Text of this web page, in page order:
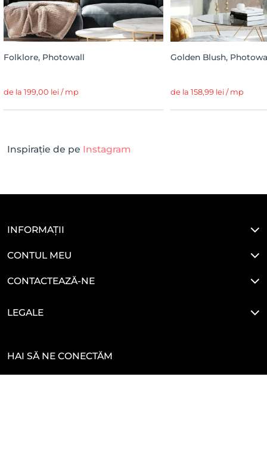
Folklore, Photowall
de la 199,00 lei / mp
Golden Blush,
de la 158,99 lei / mp
Inspirație de pe Instagram
INFORMAȚII
CONTUL MEU
CONTACTEAZĂ-NE
LEGALE
HAI SĂ NE CONECTĂM